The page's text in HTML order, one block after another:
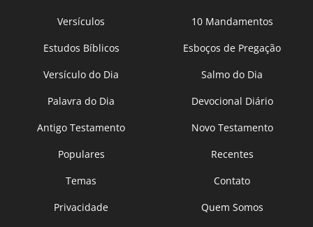
Versículos
10 Mandamentos
Estudos Bíblicos
Esboços de Pregação
Versículo do Dia
Salmo do Dia
Palavra do Dia
Devocional Diário
Antigo Testamento
Novo Testamento
Populares
Recentes
Temas
Contato
Privacidade
Quem Somos